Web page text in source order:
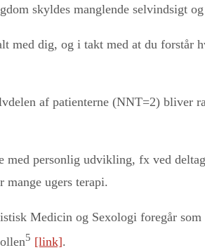
skyldes manglende selvindsigt
med dig, og i takt med at du forstår
af patienterne (NNT=2) bliver
med personlig udvikling, fx ved
mange ugers terapi.
Medicin og Sexologi foregår som
5 [link].